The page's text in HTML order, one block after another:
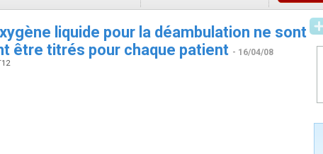
liquide pour la déambulation ne sont
être titrés pour chaque patient - 16/04/08